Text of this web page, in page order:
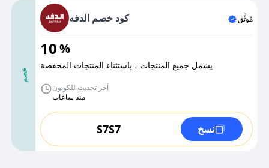
خصم
كود خصم الدفه مُوثَّق
10%
يشمل جميع المنتجات ، باستثناء المنتجات المخفضة
آخر تحديث للكوبون
منذ ساعات
S7S7 نسخ